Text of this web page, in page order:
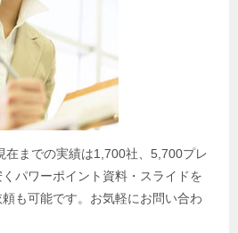
在までの実績は1,700社、5,700プレ
パワーポイント資料・スライドを
も可能です。お気軽にお問い合わ